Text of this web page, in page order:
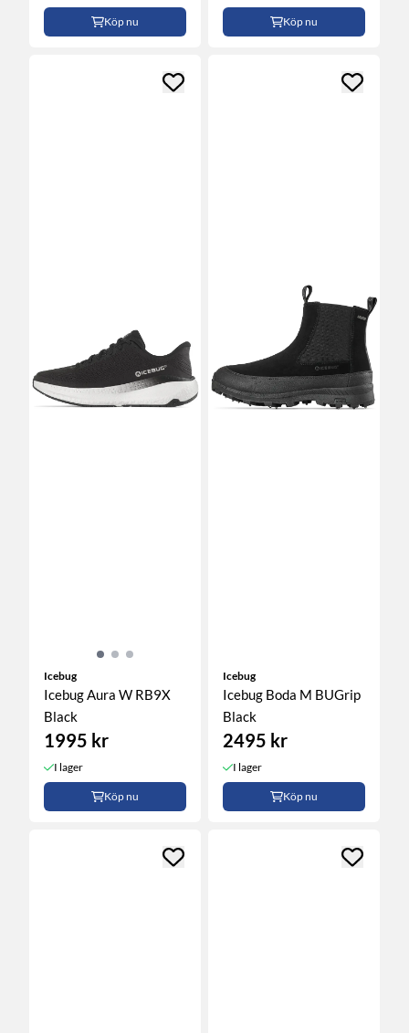
Köp nu Köp nu
Icebug
Icebug Aura W RB9X
Black
1995 kr
I lager
Köp nu
Icebug
Icebug Boda M BUGrip
Black
2495 kr
I lager
Köp nu